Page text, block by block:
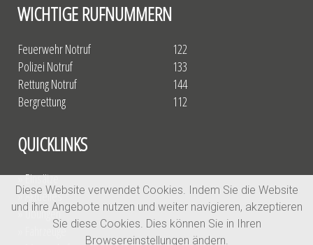
WICHTIGE RUFNUMMERN
Feuerwehr Notruf
Polizei Notruf
Rettung Notruf
Bergrettung
122
133
144
112
QUICKLINKS
» Einsätze
» Aktuelles
» Übungen
» Fahrzeuge
Diese Website verwendet Cookies. Indem Sie die Website
und ihre Angebote nutzen und weiter navigieren, akzeptieren
Sie diese Cookies. Dies können Sie in Ihren
Browsereinstellungen ändern.